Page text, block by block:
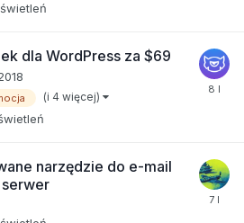
dla WordPress za $69
(i 4 więcej)
narzędzie do e-mail
serwer